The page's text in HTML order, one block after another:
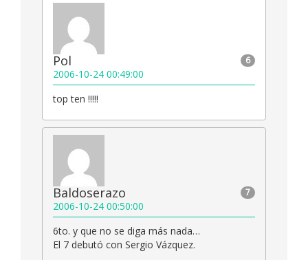
6
Pol
2006-10-24 00:49:00
top ten !!!!!
7
Baldoserazo
2006-10-24 00:50:00
6to. y que no se diga más nada…
El 7 debutó con Sergio Vázquez.